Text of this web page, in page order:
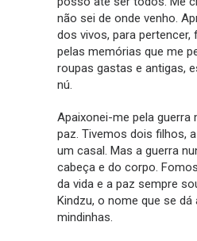
não sei de onde venho.
dos vivos, para pertencer,
pelas memórias que me
roupas gastas e antigas,
nú.
Apaixonei-me pela guerra
paz. Tivemos dois filhos,
um casal. Mas a guerra
cabeça e do corpo.
da vida e a paz sempre
Kindzu, o nome que se dá
mindinhas.